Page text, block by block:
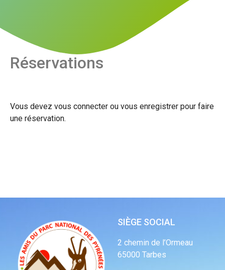
Réservations
Vous devez vous connecter ou vous enregistrer pour faire
une réservation.
SIÈGE SOCIAL
2 chemin de l’Ormeau
65000 Tarbes